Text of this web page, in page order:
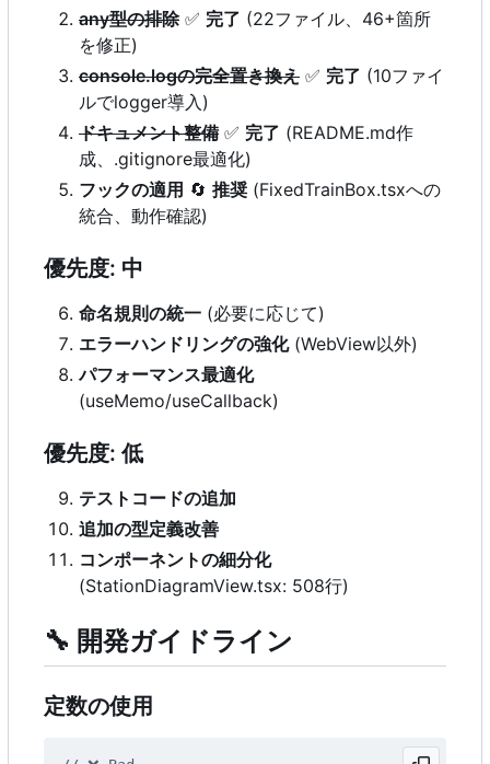
any型の排除 ✅ 完了 (22ファイル、46+箇所
を修正)
console.logの完全置き換え ✅ 完了 (10ファイ
ルでlogger導入)
ドキュメント整備 ✅ 完了 (README.md作
成、.gitignore最適化)
フックの適用 🔄 推奨 (FixedTrainBox.tsxへの
統合、動作確認)
優先度: 中
命名規則の統一 (必要に応じて)
エラーハンドリングの強化(WebView以外)
パフォーマンス最適化
(useMemo/useCallback)
優先度: 低
テストコードの追加
追加の型定義改善
コンポーネントの細分化
(StationDiagramView.tsx: 508行)
🔧 開発ガイドライン
定数の使用